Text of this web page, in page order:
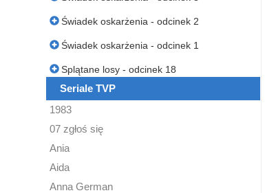
Świadek oskarżenia - odcinek 2
Świadek oskarżenia - odcinek 1
Splątane losy - odcinek 18
Seriale TVP
1983
07 zgłoś się
Ania
Aida
Anna German